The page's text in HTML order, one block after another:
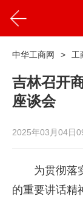
中华工商网 > 工
吉林召开
座谈会
2025年03月04日
为贯彻落实
的重要讲话精